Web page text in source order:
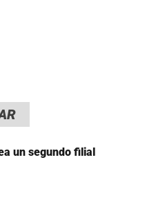
un segundo filial